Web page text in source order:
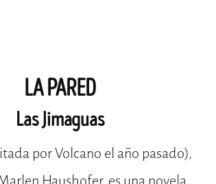
LA PARED
Las Jimaguas
por Volcano el año pasado),